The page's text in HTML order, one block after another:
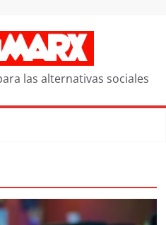
las alternativas sociales